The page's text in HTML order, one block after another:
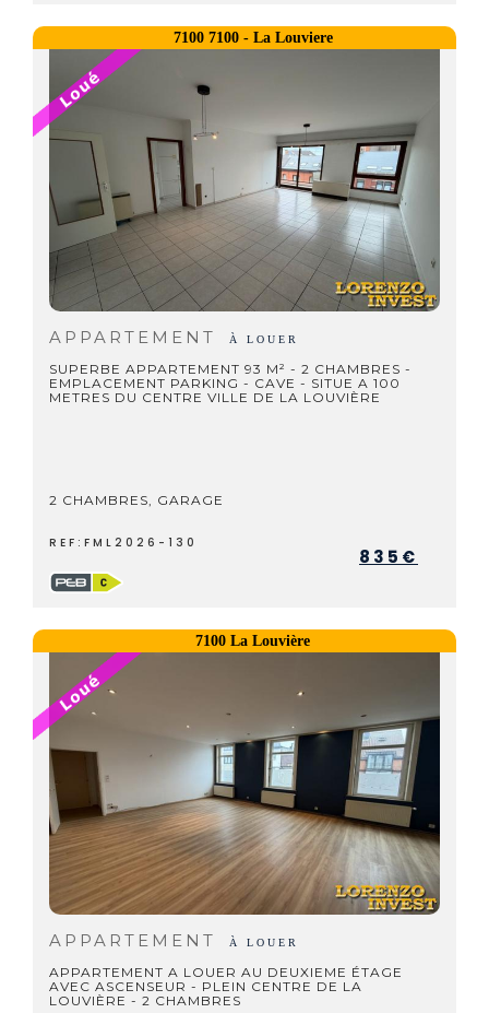
7100 7100 - La Louviere
APPARTEMENT À LOUER
SUPERBE APPARTEMENT 93 M² - 2 CHAMBRES -
EMPLACEMENT PARKING - CAVE - SITUE A 100
METRES DU CENTRE VILLE DE LA LOUVIÈRE
2 CHAMBRES, GARAGE
REF:FML2026-130
835€
7100 La Louvière
APPARTEMENT À LOUER
APPARTEMENT A LOUER AU DEUXIEME ÉTAGE
AVEC ASCENSEUR - PLEIN CENTRE DE LA
LOUVIÈRE - 2 CHAMBRES